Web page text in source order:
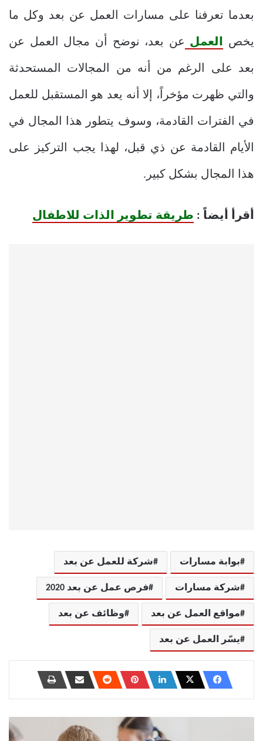
بعدما تعرفنا على مسارات العمل عن بعد وكل ما
يخص العمل عن بعد، نوضح أن مجال العمل عن
بعد على الرغم من أنه من المجالات المستحدثة
والتي ظهرت مؤخراً، إلا أنه يعد هو المستقبل للعمل
في الفترات القادمة، وسوف يتطور هذا المجال في
الأيام القادمة عن ذي قبل، لهذا يجب التركيز على
هذا المجال بشكل كبير.
أقرأ أيضاً : طريقة تطوير الذات للاطفال
بوابة مسارات شركة للعمل عن بعد
شركة مسارات فرص عمل عن بعد 2020
مواقع العمل عن بعد وظائف عن بعد
يسّر العمل عن بعد